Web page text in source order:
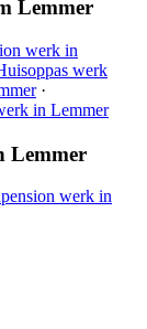
Lemmer
werk in
werk
·
in Lemmer
Lemmer
werk in